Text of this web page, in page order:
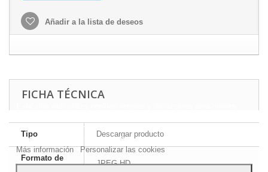
Añadir a la lista de deseos
FICHA TÉCNICA
Tipo Descargar producto
Formato de
JPEG HD
preferencias mediante el análisis de sus hábitos de navegación.
Para dar su consentimiento sobre su uso pulse el botón Acepto.
Más información Personalizar las cookies